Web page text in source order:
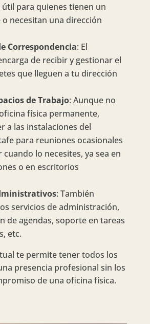
para quienes tienen un
necesitan una dirección
Correspondencia: El
de recibir y gestionar el
que lleguen a tu dirección
de Trabajo: Aunque no
física permanente,
a las instalaciones del
para reuniones ocasionales
lo necesites, ya sea en
o en escritorios
: También
servicios de administración,
de agendas, soporte en tareas
etc.
te permite tener todos los
presencia profesional sin los
de una oficina física.